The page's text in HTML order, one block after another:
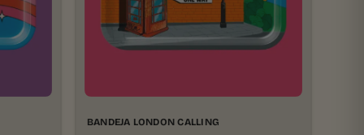
BANDEJA LONDON CALLING